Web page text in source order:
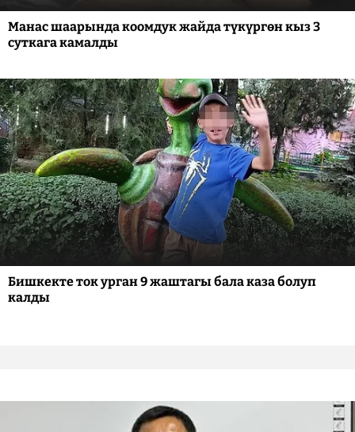
Манас шаарында коомдук жайда түкүргөн кыз 3
суткага камалды
Бишкекте ток урган 9 жаштагы бала каза болуп
калды